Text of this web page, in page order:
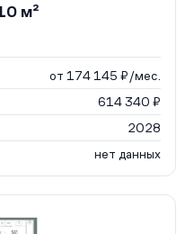
м²
от 174 145 ₽/мес.
614 340 ₽
2028
нет данных